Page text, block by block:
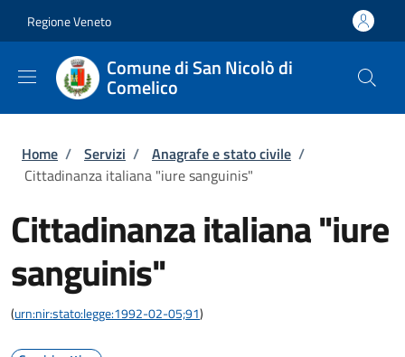
Regione Veneto
Comune di San Nicolò di
Comelico
Briciole di pane
Home / Servizi / Anagrafe e stato civile /
Cittadinanza italiana "iure sanguinis"
Cittadinanza italiana "iure
sanguinis"
(urn:nir:stato:legge:1992-02-05;91)